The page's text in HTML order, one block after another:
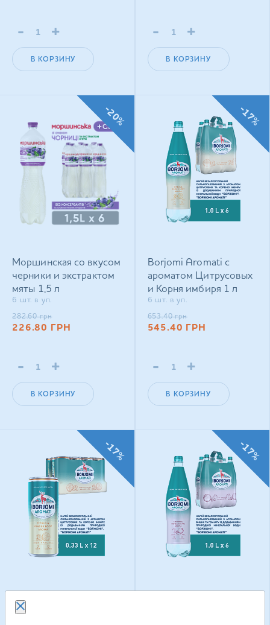
- +
В КОРЗИНУ
- +
В КОРЗИНУ
Моршинская со вкусом
черники и экстрактом
мяты 1,5 л
негазированный
напиток
6 шт. в уп.
282.60 грн
226.80 ГРН
- +
В КОРЗИНУ
-20%
Borjomi Aromati с
ароматом Цитрусовых
и Корня имбиря 1 л
сильногазированный
напиток
6 шт. в уп.
653.40 грн
545.40 ГРН
- +
В КОРЗИНУ
-17%
ароматом Цитрусовых
-17% -17%